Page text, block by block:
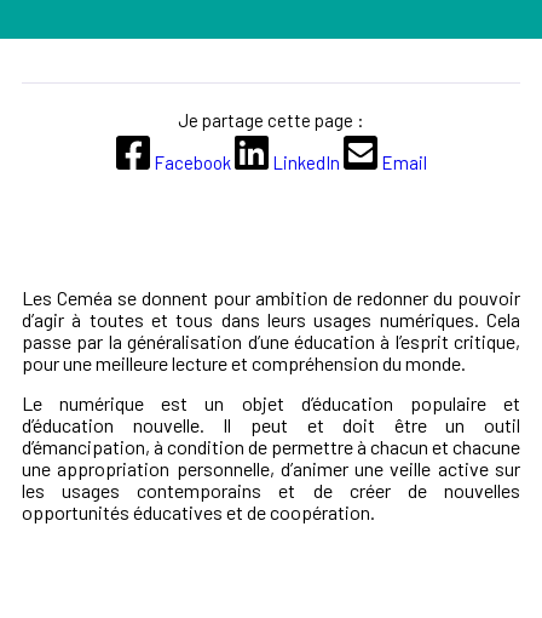
Les Ceméa se donnent pour ambition de redonner du pouvoir
d’agir à toutes et tous dans leurs usages numériques. Cela
passe par la généralisation d’une éducation à l’esprit critique,
pour une meilleure lecture et compréhension du monde.
Le numérique est un objet d’éducation populaire et
d’éducation nouvelle. Il peut et doit être un outil
d’émancipation, à condition de permettre à chacun et chacune
une appropriation personnelle, d’animer une veille active sur
les usages contemporains et de créer de nouvelles
opportunités éducatives et de coopération.
Je partage cette page :
Facebook
LinkedIn Email